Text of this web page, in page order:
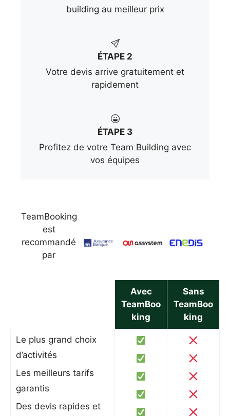
building au meilleur prix
ÉTAPE 2
Votre devis arrive gratuitement et
rapidement
ÉTAPE 3
Profitez de votre Team Building avec
vos équipes
TeamBooking
est
recommandé
par
Avec
TeamBoo
king
Sans
TeamBoo
king
Le plus grand choix
d’activités
Les meilleurs tarifs
garantis
Des devis rapides et